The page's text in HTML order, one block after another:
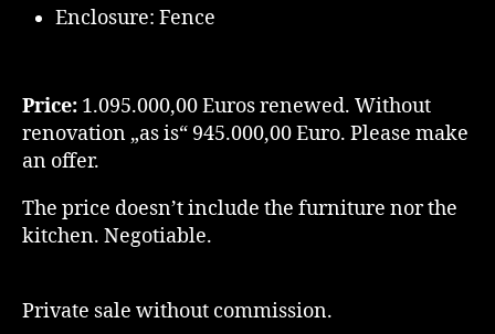
Enclosure: Fence
Price: 1.095.000,00 Euros renewed. Without
renovation „as is“ 945.000,00 Euro. Please make
an offer.
The price doesn’t include the furniture nor the
kitchen. Negotiable.
Private sale without commission.